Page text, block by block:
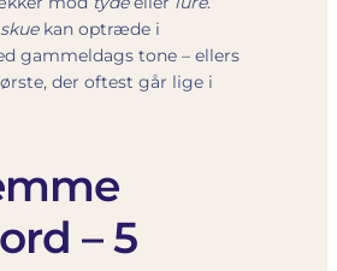
skuekan optræde i
gammeldags tone – ellers
der oftest går lige i
– 5